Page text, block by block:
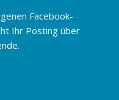
KONTAKT
Facebook-
Ihr Posting über